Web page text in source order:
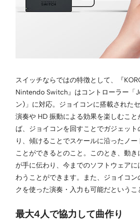
スイッチならではの特徴として、『
Nintendo Switch』はコントローラー「
ン)」に対応。ジョイコンに搭載された
演奏や HD 振動による効果を楽しむこと
ば、ジョイコンを回すことでガジェット
り、傾けることでスケールに沿ったノ
ことができるとのこと。このとき、動
が手に伝わり、今までのソフトウェア
わうことができます。また、ジョイコン
クを使った演奏・入力も可能だというこ
最大4人で協力して曲作り